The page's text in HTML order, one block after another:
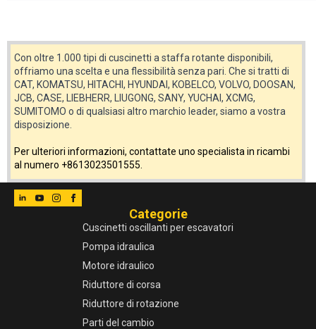
Con oltre 1.000 tipi di cuscinetti a staffa rotante disponibili,
offriamo una scelta e una flessibilità senza pari. Che si tratti di
CAT, KOMATSU, HITACHI, HYUNDAI, KOBELCO, VOLVO, DOOSAN,
JCB, CASE, LIEBHERR, LIUGONG, SANY, YUCHAI, XCMG,
SUMITOMO o di qualsiasi altro marchio leader, siamo a vostra
disposizione.
Per ulteriori informazioni, contattate uno specialista in ricambi
al numero +8613023501555.
Categorie
Cuscinetti oscillanti per escavatori
Pompa idraulica
Motore idraulico
Riduttore di corsa
Riduttore di rotazione
Parti del cambio